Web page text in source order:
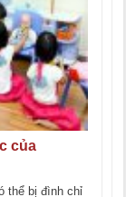
của
thể bị đình chỉ